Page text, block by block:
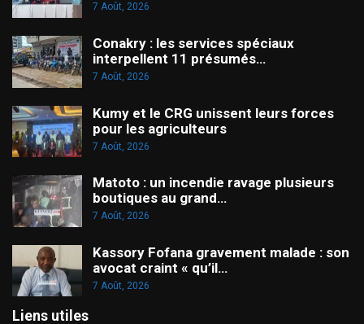
7 Août, 2026
Conakry : les services spéciaux
interpellent 11 présumés…
7 Août, 2026
Kumy et le CRG unissent leurs forces
pour les agriculteurs
7 Août, 2026
Matoto : un incendie ravage plusieurs
boutiques au grand…
7 Août, 2026
Kassory Fofana gravement malade : son
avocat craint « qu’il…
7 Août, 2026
Liens utiles